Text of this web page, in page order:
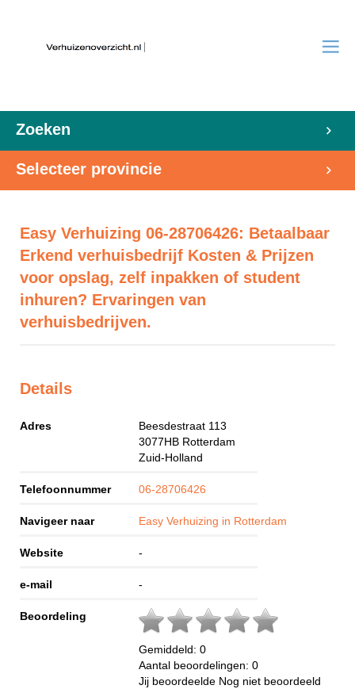
Zoeken
Selecteer provincie
Easy Verhuizing 06-28706426: Betaalbaar
Erkend verhuisbedrijf Kosten & Prijzen
voor opslag, zelf inpakken of student
inhuren? Ervaringen van
verhuisbedrijven.
Details
Adres
Beesdestraat 113
3077HB Rotterdam
Zuid-Holland
Telefoonnummer 06-28706426
Navigeer naar Easy Verhuizing in Rotterdam
Website -
e-mail -
Beoordeling
Gemiddeld: 0
Aantal beoordelingen: 0
Jij beoordeelde Nog niet beoordeeld